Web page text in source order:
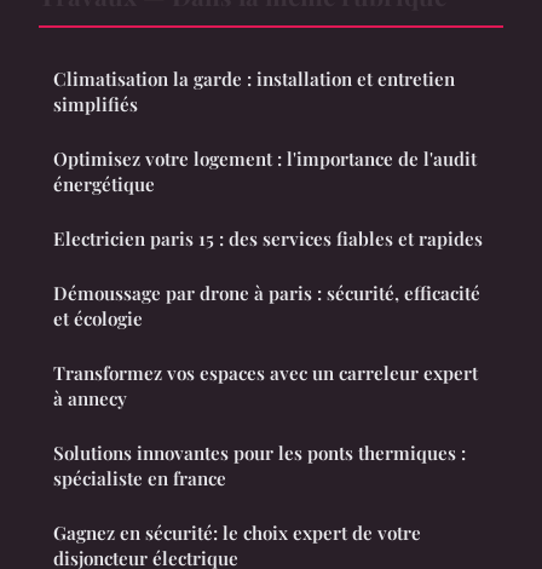
Climatisation la garde : installation et entretien
simplifiés
Optimisez votre logement : l'importance de l'audit
énergétique
Electricien paris 15 : des services fiables et rapides
Démoussage par drone à paris : sécurité, efficacité
et écologie
Transformez vos espaces avec un carreleur expert
à annecy
Solutions innovantes pour les ponts thermiques :
spécialiste en france
Gagnez en sécurité: le choix expert de votre
disjoncteur électrique